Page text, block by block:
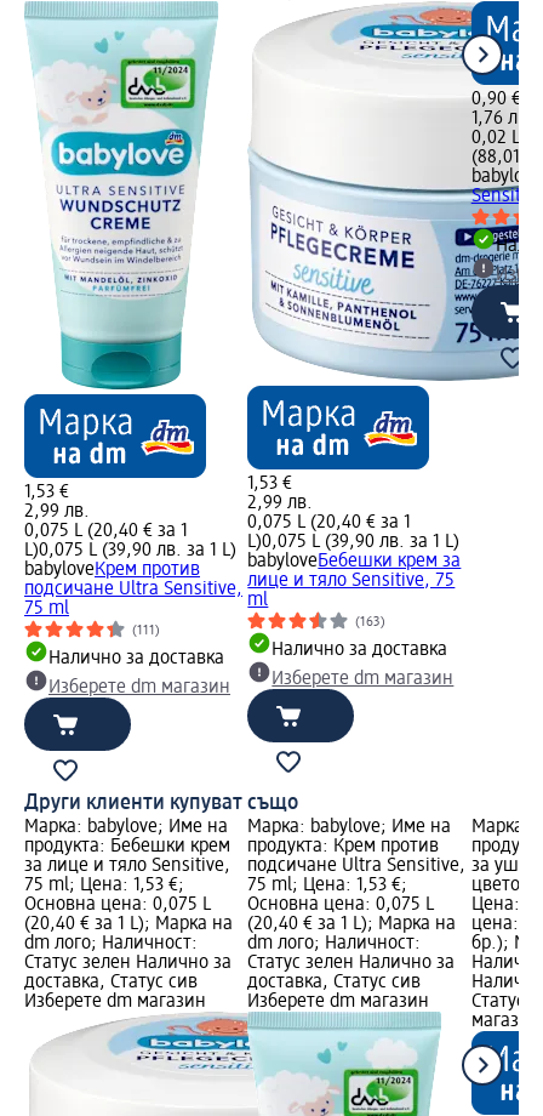
1,53 €
2,99 лв.
0,075 L (20,40 € за 1
L)0,075 L (39,90 лв. за 1 L)
babyloveКрем против
подсичане Ultra Sensitive,
75 ml
(111)
Налично за доставка
Изберете dm магазин
1,53 €
2,99 лв.
0,075 L (20,40 € за 1
L)0,075 L (39,90 лв. за 1 L)
babyloveБебешки крем за
лице и тяло Sensitive, 75
ml
(163)
Налично за доставка
Изберете dm магазин
0,90 €
1,76 лв.
0,02 L
(88,01
babylove
Други клиенти купуват също
Марка: babylove; Име на
продукта: Бебешки крем
за лице и тяло Sensitive,
75 ml; Цена: 1,53 €;
Основна цена: 0,075 L
(20,40 € за 1 L); Марка на
dm лого; Наличност:
Статус зелен Налично за
доставка, Статус сив
Изберете dm магазин
Марка: babylove; Име на
продукта: Крем против
подсичане Ultra Sensitive,
75 ml; Цена: 1,53 €;
Основна цена: 0,075 L
(20,40 € за 1 L); Марка на
dm лого; Наличност:
Статус зелен Налично за
доставка, Статус сив
Изберете dm магазин
Марка:
за уши,
Цена:
цена:
бр.);
Статус
магазин